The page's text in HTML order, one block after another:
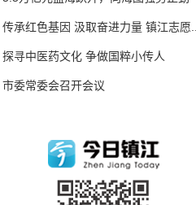
传承红色基因 汲取奋进力量 镇江志愿...
探寻中医药文化 争做国粹小传人
市委常委会召开会议